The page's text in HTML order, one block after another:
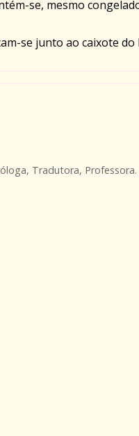
se, mesmo
se junto ao caixote do
Tradutora, Professora.